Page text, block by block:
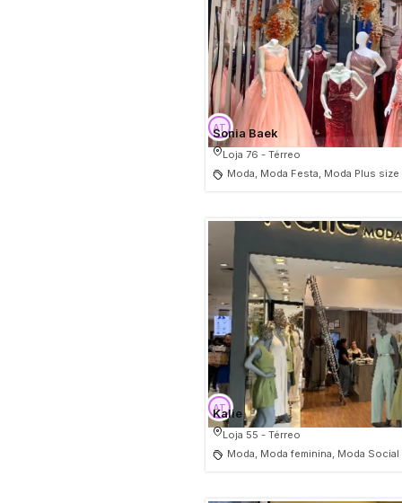
Sonia Baek
Loja 76 - Térreo
Moda, Moda Festa, Moda Plus size
Kalie
Loja 55 - Térreo
Moda, Moda feminina, Moda Social